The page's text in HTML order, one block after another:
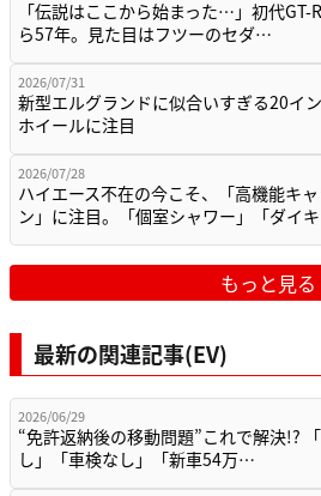
「伝説はここから始まった…」初代GT-
ら57年。見た目はフツーのセダ…
2026/07/31
新型エルグランドに似合いすぎる20イ
ホイールに注目
2026/07/28
ハイエース不在の今こそ、「高機能キ
ン」に注目。「個室シャワー」「ダイ
もっと見る
最新の関連記事(EV)
2026/06/29
“免許返納後の移動問題”これで解決!?
し」「車検なし」「新車54万…